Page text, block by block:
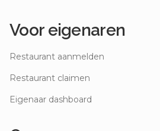
Voor eigenaren
Restaurant aanmelden
Restaurant claimen
Eigenaar dashboard